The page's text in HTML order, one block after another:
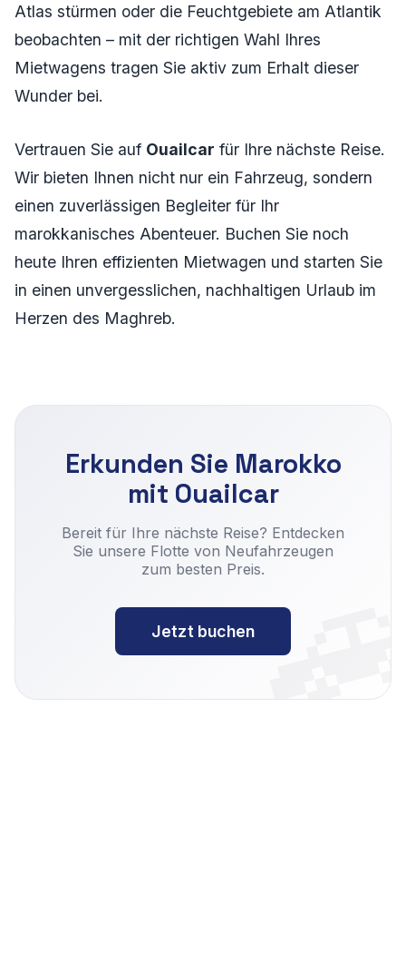
Atlas stürmen oder die Feuchtgebiete am Atlantik
beobachten – mit der richtigen Wahl Ihres
Mietwagens tragen Sie aktiv zum Erhalt dieser
Wunder bei.
Vertrauen Sie auf Ouailcar für Ihre nächste Reise.
Wir bieten Ihnen nicht nur ein Fahrzeug, sondern
einen zuverlässigen Begleiter für Ihr
marokkanisches Abenteuer. Buchen Sie noch
heute Ihren effizienten Mietwagen und starten Sie
in einen unvergesslichen, nachhaltigen Urlaub im
Herzen des Maghreb.
Erkunden Sie Marokko
mit Ouailcar
Bereit für Ihre nächste Reise? Entdecken
Sie unsere Flotte von Neufahrzeugen
zum besten Preis.
Jetzt buchen